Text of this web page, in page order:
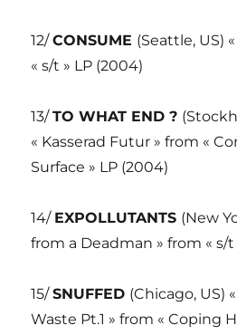
12/CONSUME (Seattle, US)
« s/t » LP (2004)
13/TO WHAT END ?
« Kasserad Futur » from «
Surface » LP (2004)
14/ EXPOLLUTANTS (New
from a Deadman » from « s/t
15/SNUFFED (Chicago, US)
Waste Pt.1 » from « Coping